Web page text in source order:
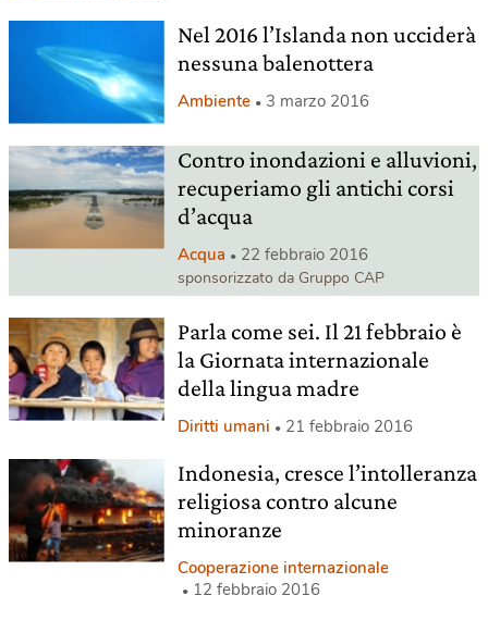
Nel 2016 l’Islanda non ucciderà
nessuna balenottera
Ambiente 3 marzo 2016
Contro inondazioni e alluvioni,
recuperiamo gli antichi corsi
d’acqua
Acqua 22 febbraio 2016
sponsorizzato da Gruppo CAP
Parla come sei. Il 21 febbraio è
la Giornata internazionale
della lingua madre
Diritti umani 21 febbraio 2016
Indonesia, cresce l’intolleranza
religiosa contro alcune
minoranze
Cooperazione internazionale
12 febbraio 2016